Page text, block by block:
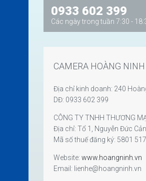
0933 602 399
Các ngày trong tuần 7:30 -
CAMERA HOÀNG NINH
Địa chỉ kinh doanh: 240
DĐ: 0933 602 399
CÔNG TY TNHH THƯƠNG
Địa chỉ: Tổ 1, Nguyễn Đức
Mã số thuế đăng ký: 5801
Website: www.hoangninh.vn
Email: lienhe@hoangninh.vn